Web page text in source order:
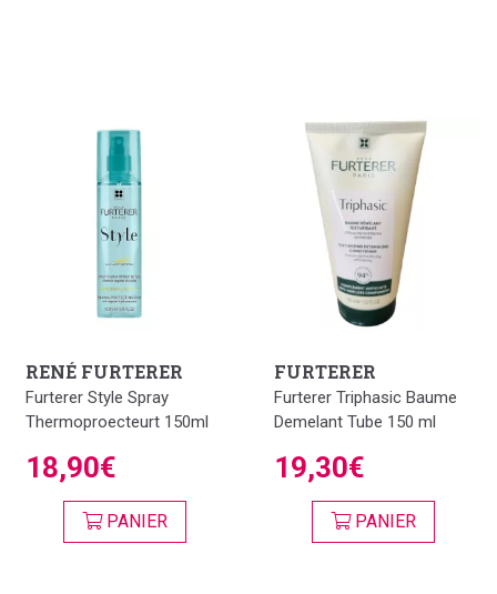
RENÉ FURTERER
Furterer Style Spray
Thermoproecteurt 150ml
18,90€
PANIER
FURTERER
Furterer Triphasic Baume
Demelant Tube 150 ml
19,30€
PANIER